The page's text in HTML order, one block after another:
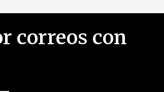
correos con